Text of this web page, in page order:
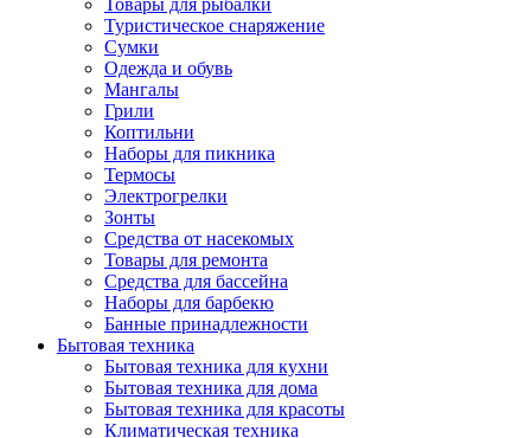
Товары для рыбалки
Туристическое снаряжение
Сумки
Одежда и обувь
Мангалы
Грили
Коптильни
Наборы для пикника
Термосы
Электрогрелки
Зонты
Средства от насекомых
Товары для ремонта
Средства для бассейна
Наборы для барбекю
Банные принадлежности
Бытовая техника
Бытовая техника для кухни
Бытовая техника для дома
Бытовая техника для красоты
Климатическая техника